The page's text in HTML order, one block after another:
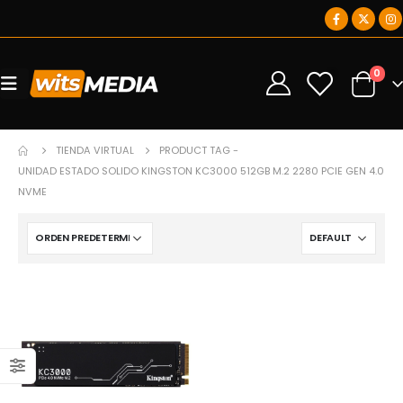
0 0
TIENDA VIRTUAL
PRODUCT TAG -
UNIDAD ESTADO SOLIDO KINGSTON KC3000 512GB M.2 2280 PCIE GEN 4.0
NVME